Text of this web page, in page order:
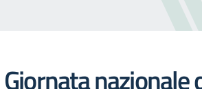
Giornata nazionale